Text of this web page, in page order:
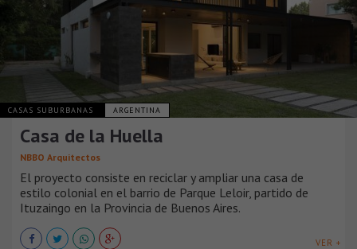
CASAS SUBURBANAS ARGENTINA
Casa de la Huella
NBBO Arquitectos
El proyecto consiste en reciclar y ampliar una casa de
estilo colonial en el barrio de Parque Leloir, partido de
Ituzaingo en la Provincia de Buenos Aires.
VER +